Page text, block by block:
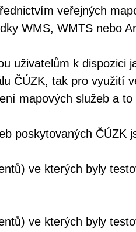
veřejných
WMS, WMTS nebo
uživatelům k dispozici
ČÚZK, tak pro využití
mapových služeb a
poskytovaných ČÚZK
ve kterých byly
ve kterých byly